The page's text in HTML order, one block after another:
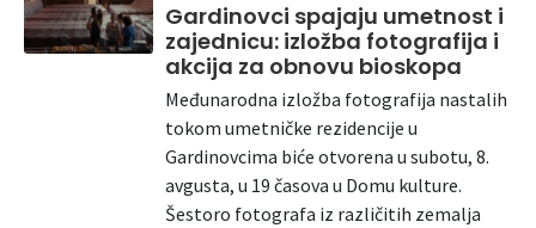
Gardinovci spajaju umetnost i
zajednicu: izložba fotografija i
akcija za obnovu bioskopa
Međunarodna izložba fotografija nastalih
tokom umetničke rezidencije u
Gardinovcima biće otvorena u subotu, 8.
avgusta, u 19 časova u Domu kulture.
Šestoro fotografa iz različitih zemalja